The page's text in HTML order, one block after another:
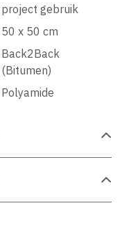
project gebruik
50 x 50 cm
Back2Back
(Bitumen)
Polyamide